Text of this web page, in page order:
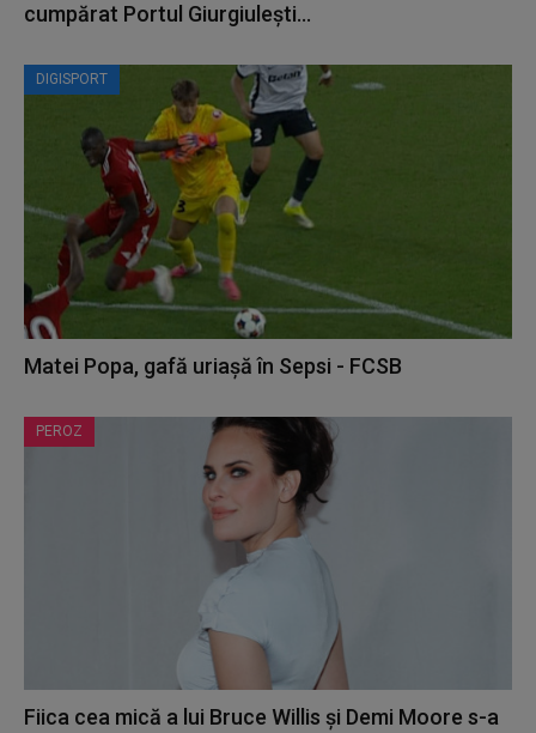
cumpărat Portul Giurgiulești...
DIGISPORT
Matei Popa, gafă uriașă în Sepsi - FCSB
PEROZ
Fiica cea mică a lui Bruce Willis și Demi Moore s-a